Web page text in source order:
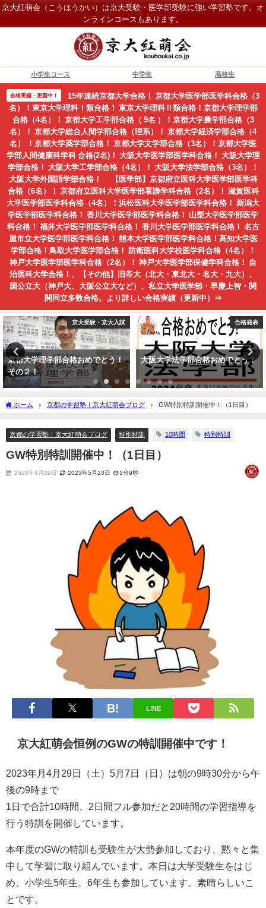
京大紅萌会（こうほうかい）は京大受験・医学部受験に強い学習塾です。オ
ンラインコースもあります。
小学生コース 中学生 高校生
合格実績・更新中！
15年連続京都大学合格！ 京都大学医学部医学科合格（3
名）！東京大学理科Ⅰ類合格！ 東京大学理科Ⅱ類合格！京都大学理学部
合格（4名）！ 京都大学工学部合格（ 9名 ）！京都大学農学部合格（3
名）！ 京都大学総合人間学部合格（理系）！ 京都大学経済学部合格（4
名） ！京都大学薬学部合格！ 京都大学文学部合格（3名）！京都大学医
学部人間健康科学科 合格(2名)！ 大阪大学医学部医学科合格！ 大阪大学理
学部合格！ 大阪大学工学部合格（4名）！ 大阪大学法学部合格（3名）！
大阪大学外国語学部合格！ 【医学部】京都府立医科大学医学部医学科
合格（6名）！ 京都府立医科大学医学部看護学科合格（2名）！ 滋賀医科
大学医学部医学科合格（4名）！浜松医科大学医学部医学科合格！ 新潟大
学医学部医学科合格！ 香川大学医学部医学科合格！ 山梨大学医学部医学
科合格！ 福井大学医学部医学科合格！ 香川大学医学部医学科合格！ 名古
屋市立大学医学部医学科合格！ 熊本大学医学部医学科合格！高知大学医
学部合格！鳥取大学医学部合格！ 防衛医科大学校医学科合格（4名）！
神戸大学医学部医学科合格（2名）！ 神戸大学医学部保健学科合格！ 自
治医科大学合格！、【その他】旧帝大（北大・東北大・名大・九大）、
国公立大（神戸大、大阪公立大など）、私立大学医学部・早慶上智・関
関同立多数合格。より詳しい合格実績（更新中）⇒
京大受験・京大入試
京都大学理学部合格おめでとう！
その２！
合格発表
大阪大学法学部合格おめでとう！
ホーム 京都の学習塾｜京大紅萌会ブログ GW特別特訓開催中！（1日目）
京都の学習塾｜京大紅萌会ブログ 特別特訓 10時間 特別特訓
GW特別特訓開催中！（1日目）
2023年4月29日 2023年5月10日 1分9秒
LINE
京大紅萌会恒例のGWの特訓開催中です！
2023年月4月29日（土）5月7日（日）は朝の9時30分から午
後の9時まで
1日で合計10時間、2日間フル参加だと20時間の学習指導を
行う特訓を開催しています。
本年度のGWの特訓も受験生が大勢参加しており、黙々と集
中して学習に取り組んでいます。本日は大学受験生をはじ
め、小学生5年生、6年生も参加しています。素晴らしいこ
とです。